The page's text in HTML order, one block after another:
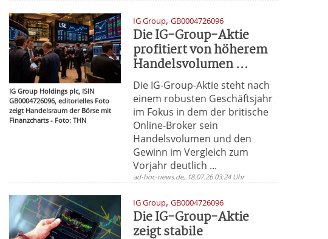
IG Group Holdings plc, ISIN
GB0004726096, editorielles Foto
zeigt Handelsraum der Börse mit
Finanzcharts - Foto: THN
IG Group,GB0004726096
Die IG-Group-Aktie
profitiert von höherem
Handelsvolumen ...
Die IG-Group-Aktie steht nach
einem robusten Geschäftsjahr
im Fokus in dem der britische
Online-Broker sein
Handelsvolumen und den
Gewinn im Vergleich zum
Vorjahr deutlich ...
ad-hoc-news.de, 18.07.26 03:24 Uhr
IG Group,GB0004726096
Die IG-Group-Aktie
zeigt stabile